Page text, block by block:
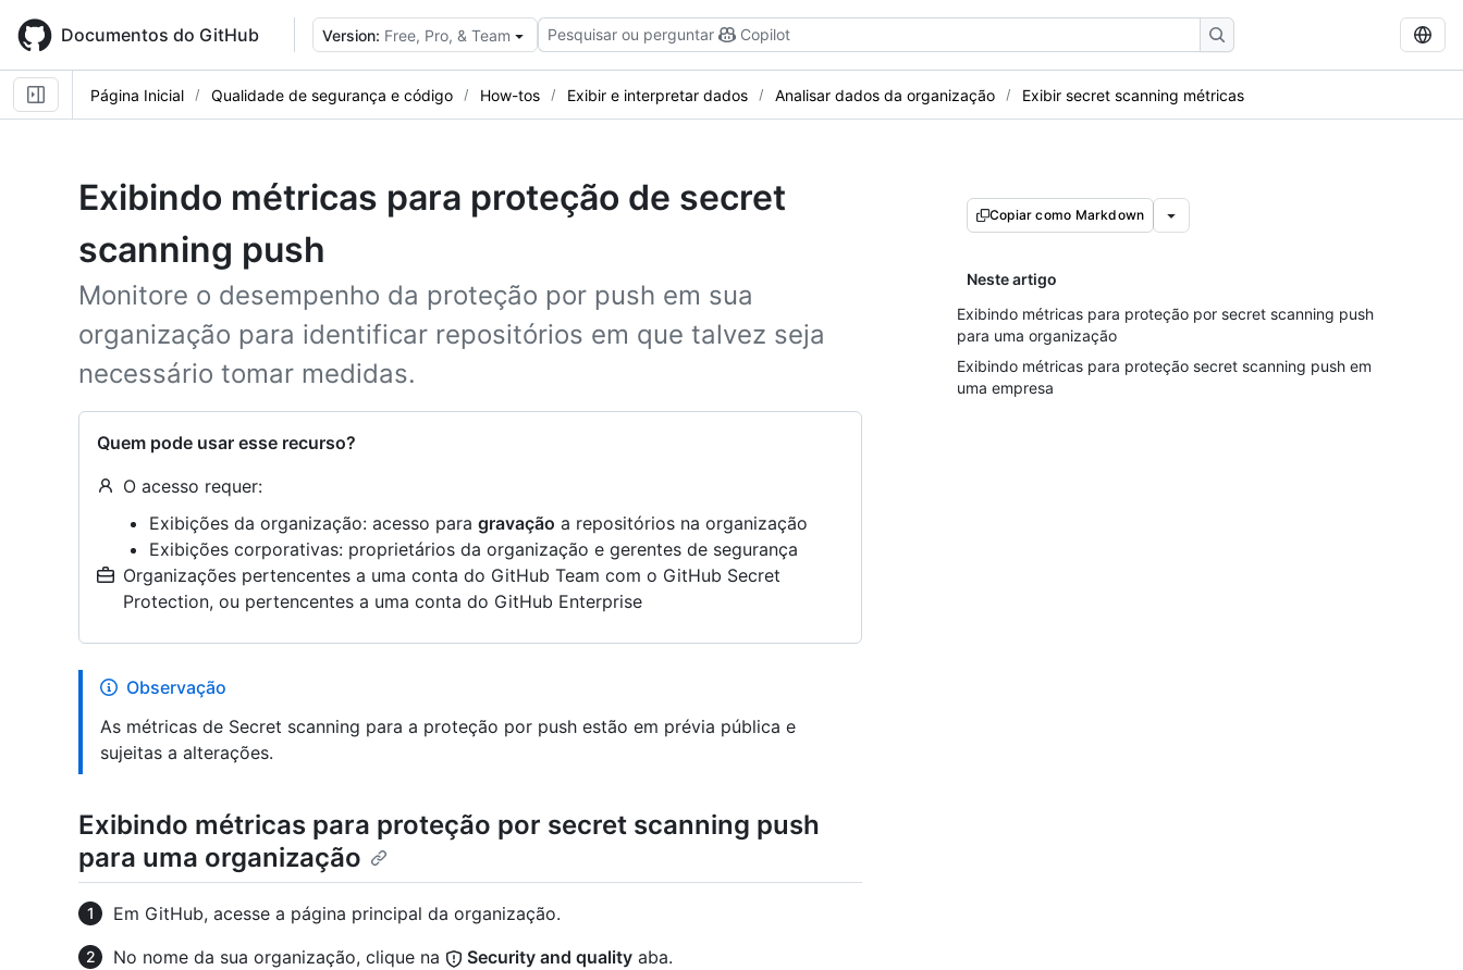
main
content
Documentos do GitHub Version: Free, Pro, & Team Pesquisar ou perguntar Copilot
Página Inicial Qualidade de segurança e código How-tos Exibir e interpretar dados Analisar dados da organização Exibir secret scanning métricas
Exibindo métricas para proteção de secret
scanning push
Monitore o desempenho da proteção por push em sua
organização para identificar repositórios em que talvez seja
necessário tomar medidas.
Quem pode usar esse recurso?
O acesso requer:
Exibições da organização: acesso para gravação a repositórios na organização
Exibições corporativas: proprietários da organização e gerentes de segurança
Organizações pertencentes a uma conta do GitHub Team com o GitHub Secret
Protection, ou pertencentes a uma conta do GitHub Enterprise
Copiar como Markdown
Neste artigo
Exibindo métricas para proteção por secret scanning push
para uma organização
Exibindo métricas para proteção secret scanning push em
uma empresa
Observação
As métricas de Secret scanning para a proteção por push estão em prévia pública e
sujeitas a alterações.
Exibindo métricas para proteção por secret scanning push
para uma organização
Em GitHub, acesse a página principal da organização.
No nome da sua organização, clique na
Security and quality aba.